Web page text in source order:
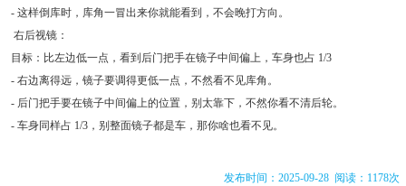
- 这样倒库时，库角一冒出来你就能看到，不会晚打方向。
右后视镜：
目标：比左边低一点，看到后门把手在镜子中间偏上，车身也占 1/3
- 右边离得远，镜子要调得更低一点，不然看不见库角。
- 后门把手要在镜子中间偏上的位置，别太靠下，不然你看不清后轮。
- 车身同样占 1/3，别整面镜子都是车，那你啥也看不见。
发布时间：2025-09-28 阅读：1178次